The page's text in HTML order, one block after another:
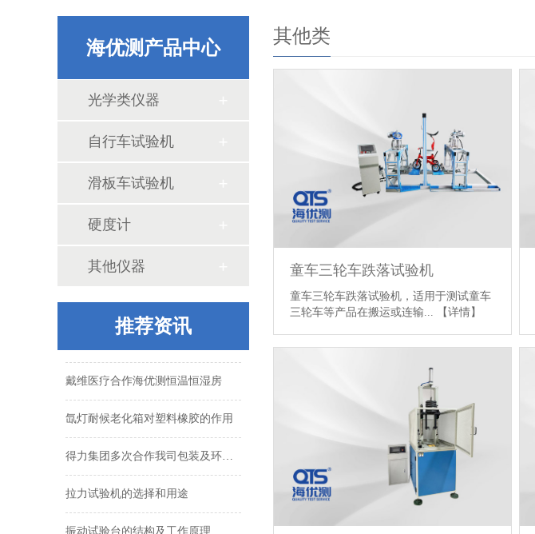
其他类
童车三轮车跌落试验机
童车三轮车跌落试验机，适用于测试童车
三轮车等产品在搬运或连输...
【详情】
海优测产品中心
光学类仪器
自行车试验机
滑板车试验机
硬度计
其他仪器
推荐资讯
戴维医疗合作海优测恒温恒湿房
氙灯耐候老化箱对塑料橡胶的作用
拉力试验机的选择和用途
振动试验台的结构及工作原理
戴维医疗合作海优测恒温恒湿房
氙灯耐候老化箱对塑料橡胶的作用
拉力试验机的选择和用途
振动试验台的结构及工作原理